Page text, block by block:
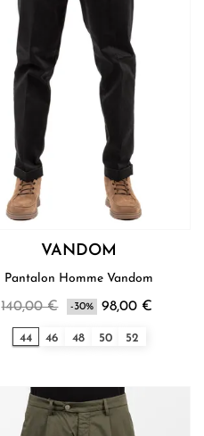
VANDOM
Pantalon Homme Vandom
140,00 € -30% 98,00 €
44 46 48 50 52